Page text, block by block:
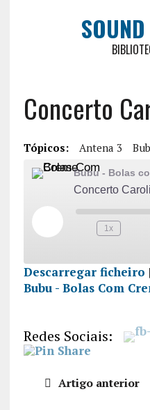
Concerto
Tópicos: Antena 3
Bubu - Bolas
Concerto
1x
PARTILHA
INCORPO
RAR
Descarregar ficheiro |
Bubu - Bolas Com
Redes Sociais:
Artigo anterior